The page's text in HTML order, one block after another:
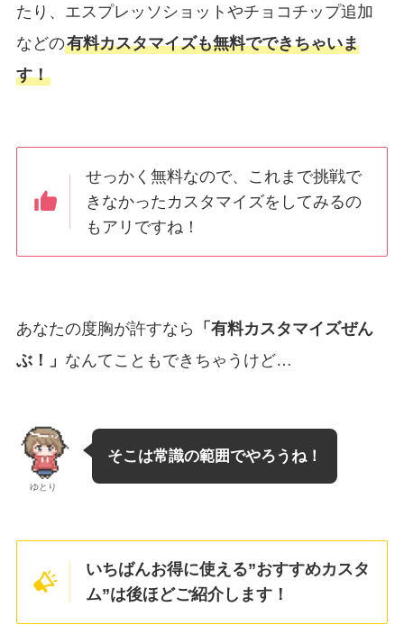
たり、エスプレッソショットやチョコチップ追加
などの有料カスタマイズも無料でできちゃいま
す！
せっかく無料なので、これまで挑戦で
きなかったカスタマイズをしてみるの
もアリですね！
あなたの度胸が許すなら
「有料カスタマイズぜん
ぶ！」 なんてこともできちゃうけど…
ゆとり
そこは常識の範囲でやろうね！
いちばんお得に使える”おすすめカスタ
ム”は後ほどご紹介します！